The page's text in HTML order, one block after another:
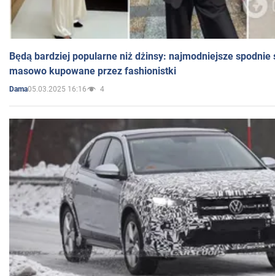
Będą bardziej popularne niż dżinsy: najmodniejsze spodnie
masowo kupowane przez fashionistki
Dama05.03.2025 16:16 4